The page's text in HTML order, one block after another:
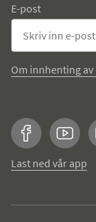
E-post
Om innhenting
Facebook
Last ned vår app